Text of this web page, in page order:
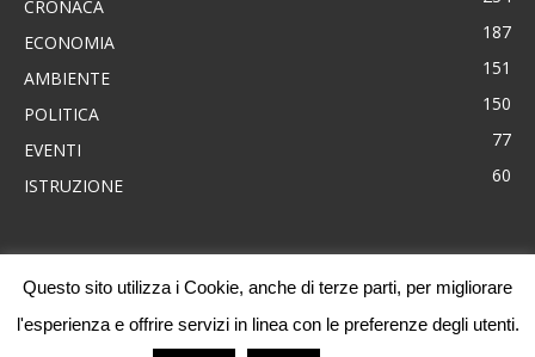
CRONACA
ECONOMIA 187
AMBIENTE 151
POLITICA 150
EVENTI 77
ISTRUZIONE 60
News Consumatori Ambiente Cronaca Economia
Eventi
Politica
Sanità Progetti
Questo sito utilizza i Cookie, anche di terze parti, per migliorare
l'esperienza e offrire servizi in linea con le preferenze degli utenti.